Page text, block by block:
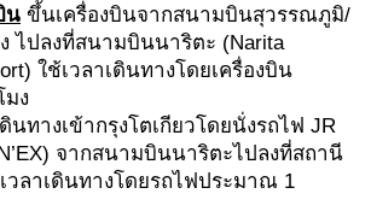
น ขึ้นเครื่องบินจากสนามบินสุวรรณภูมิ/
ไปลงที่สนามบินนาริตะ (Narita
ใช้เวลาเดินทางโดยเครื่องบิน
ง
นทางเข้ากรุงโตเกียวโดยนั่งรถไฟ JR
จากสนามบินนาริตะไปลงที่สถานี
วลาเดินทางโดยรถไฟประมาณ 1